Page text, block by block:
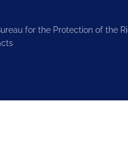
for the Protection of the